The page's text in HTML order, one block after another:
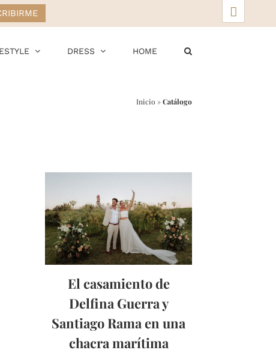
DRESS HOME
Inicio »Catálogo
El casamiento de
Delfina Guerra y
Santiago Rama en una
chacra marítima